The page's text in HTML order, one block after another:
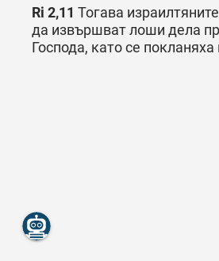
Ri 2,11 Тогава
да извършват лоши дела
Господа, като се покланяха